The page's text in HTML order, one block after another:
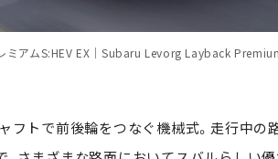
ミアムS:HEV EX｜Subaru Levorg Layback
フトで前後輪をつなぐ機械式。走行中の